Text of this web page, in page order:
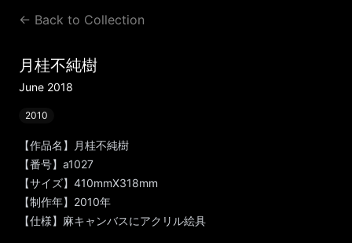
← Back to Collection
月桂不純樹
June 2018
2010
【作品名】月桂不純樹
【番号】a1027
【サイズ】410mmX318mm
【制作年】2010年
【仕様】麻キャンバスにアクリル絵具